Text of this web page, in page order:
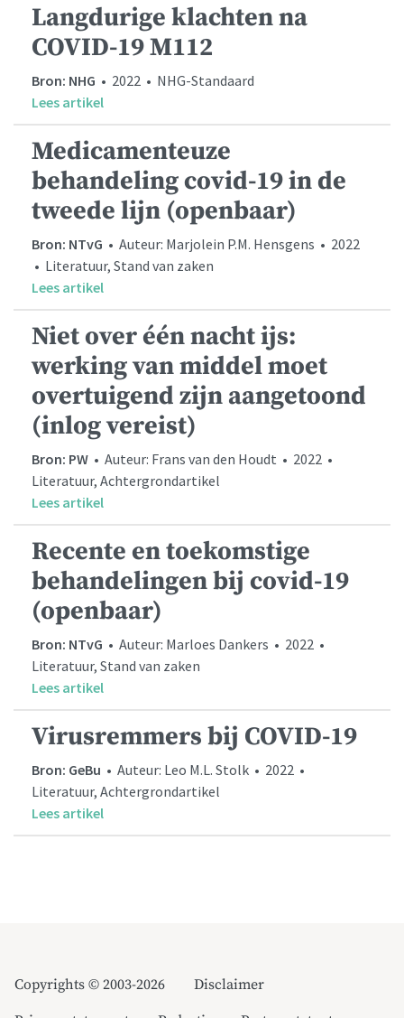
Langdurige klachten na
COVID-19 M112
Bron: NHG • 2022 • NHG-Standaard
Lees artikel
Medicamenteuze
behandeling covid-19 in de
tweede lijn (openbaar)
Bron: NTvG • Auteur: Marjolein P.M. Hensgens • 2022
• Literatuur, Stand van zaken
Lees artikel
Niet over één nacht ijs:
werking van middel moet
overtuigend zijn aangetoond
(inlog vereist)
Bron: PW • Auteur: Frans van den Houdt • 2022 •
Literatuur, Achtergrondartikel
Lees artikel
Recente en toekomstige
behandelingen bij covid-19
(openbaar)
Bron: NTvG • Auteur: Marloes Dankers • 2022 •
Literatuur, Stand van zaken
Lees artikel
Virusremmers bij COVID-19
Bron: GeBu • Auteur: Leo M.L. Stolk • 2022 •
Literatuur, Achtergrondartikel
Lees artikel
Copyrights © 2003-2026
Disclaimer